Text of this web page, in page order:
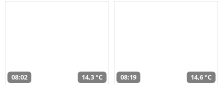
08:02 14,3 °C 08:19 14,6 °C